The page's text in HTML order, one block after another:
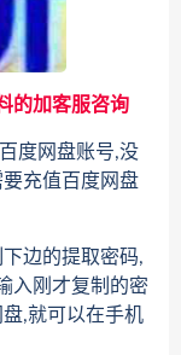
的加客服咨询
度网盘账号,没
充值百度网盘
边的提取密码,
入刚才复制的密
,就可以在手机